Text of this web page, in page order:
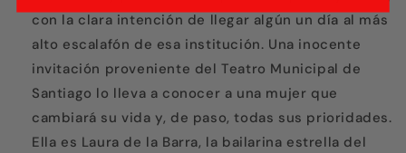
con la clara intención de llegar algún un día al más
alto escalafón de esa institución. Una inocente
invitación proveniente del Teatro Municipal de
Santiago lo lleva a conocer a una mujer que
cambiará su vida y, de paso, todas sus prioridades.
Ella es Laura de la Barra, la bailarina estrella del